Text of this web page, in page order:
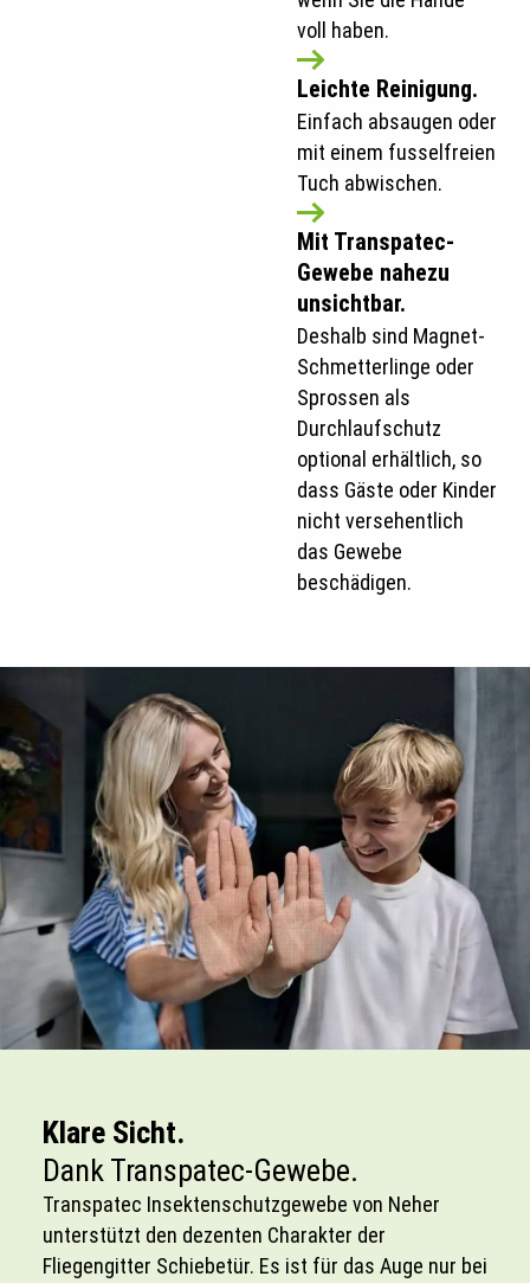
voll haben.
Leichte Reinigung.
Einfach absaugen oder
mit einem fusselfreien
Tuch abwischen.
Mit Transpatec-
Gewebe nahezu
unsichtbar.
Deshalb sind Magnet-
Schmetterlinge oder
Sprossen als
Durchlaufschutz
optional erhältlich, so
dass Gäste oder Kinder
nicht versehentlich
das Gewebe
beschädigen.
Klare Sicht.
Dank Transpatec-Gewebe.
Transpatec Insektenschutzgewebe von Neher
unterstützt den dezenten Charakter der
Fliegengitter Schiebetür. Es ist für das Auge nur bei